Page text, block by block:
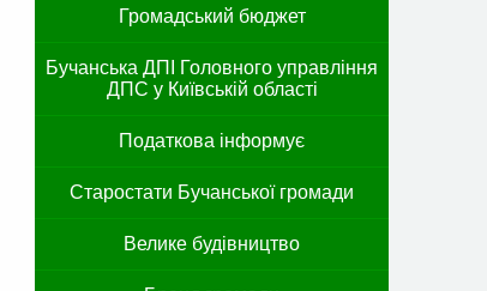
Громадський бюджет
Бучанська ДПІ Головного управління
ДПС у Київській області
Податкова інформує
Старостати Бучанської громади
Велике будівництво